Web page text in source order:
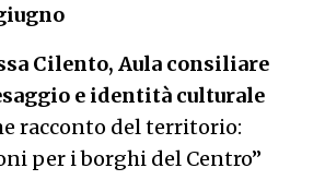
Cilento, Aula consiliare
e identità culturale
racconto del territorio:
per i borghi del Centro”